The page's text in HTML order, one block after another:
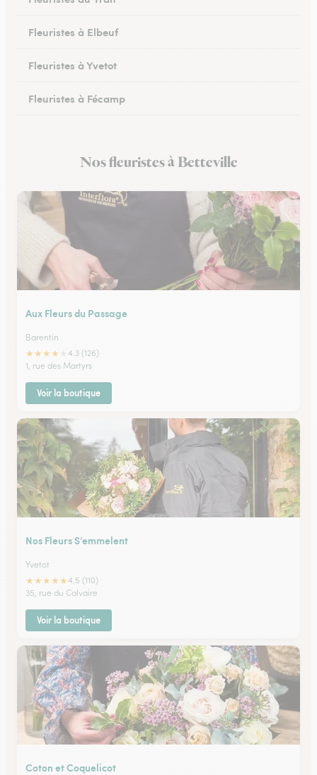
Fleuristes à Elbeuf
Fleuristes à Yvetot
Fleuristes à Fécamp
Fleuristes à Canteleu
Nos fleuristes à Betteville
Aux Fleurs du Passage
Barentin
★★★★
4.3 (126)
1, rue des Martyrs
Voir la boutique
Nos Fleurs S’emmelent
Yvetot
★★★★★4.5 (110)
35, rue du Calvaire
Voir la boutique
Coton et Coquelicot